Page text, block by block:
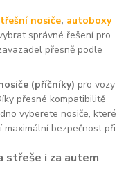
nosiče, autoboxy
správné řešení pro
přesně podle
(příčníky) pro vozy
přesné kompatibilitě
vyberete nosiče, které
bezpečnost při
střeše i za autem